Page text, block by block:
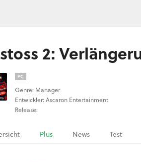
2:
PC
Genre: Manager
Entwickler: Ascaron Entertainment
Release:
Plus News Test